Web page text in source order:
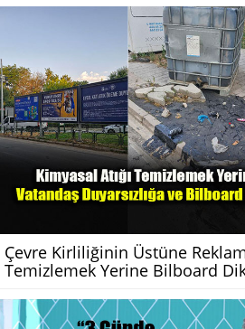
Çevre Kirliliğinin Üstüne
Temizlemek Yerine Bilboard